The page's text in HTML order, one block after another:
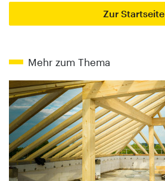
Zur Startseite
Mehr zum Thema